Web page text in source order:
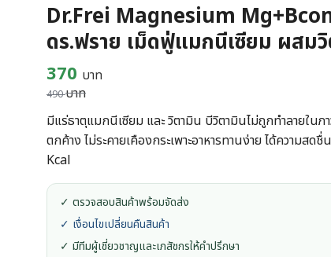
Dr.Frei Magnesium
ดร.ฟราย เม็ดฟู่แมกนีเซียม ผสม
490บาท
Original
price
was:
490 บาท.
370 บาท
is:
370 บาท.
มีแร่ธาตุแมกนีเซียม และ วิตามิน บีวิตามินไม่ถูกทำลายในภ
ตกค้าง ไม่ระคายเคืองกระเพาะอาหารทานง่าย ได้ความส
Kcal
✓ ตรวจสอบสินค้าพร้อมจัดส่ง
✓ เงื่อนไขเปลี่ยนคืนสินค้า
✓ มีทีมผู้เชี่ยวชาญและเภสัชกรให้คำปรึกษา